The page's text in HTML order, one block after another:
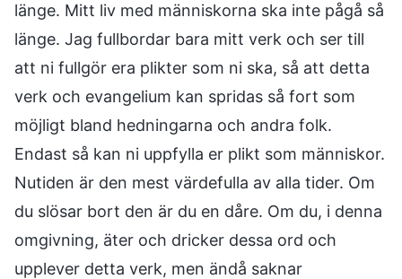
länge. Mitt liv med människorna ska inte pågå så
länge. Jag fullbordar bara mitt verk och ser till
att ni fullgör era plikter som ni ska, så att detta
verk och evangelium kan spridas så fort som
möjligt bland hedningarna och andra folk.
Endast så kan ni uppfylla er plikt som människor.
Nutiden är den mest värdefulla av alla tider. Om
du slösar bort den är du en dåre. Om du, i denna
omgivning, äter och dricker dessa ord och
upplever detta verk, men ändå saknar